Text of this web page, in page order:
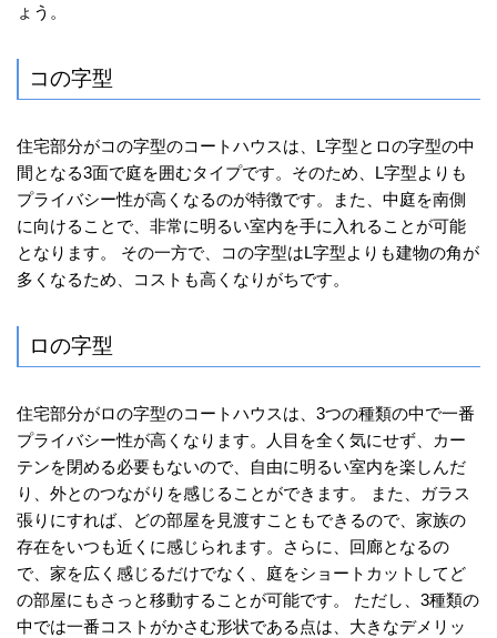
ょう。
コの字型
住宅部分がコの字型のコートハウスは、L字型とロの字型の中
間となる3面で庭を囲むタイプです。そのため、L字型よりも
プライバシー性が高くなるのが特徴です。また、中庭を南側
に向けることで、非常に明るい室内を手に入れることが可能
となります。 その一方で、コの字型はL字型よりも建物の角が
多くなるため、コストも高くなりがちです。
ロの字型
住宅部分がロの字型のコートハウスは、3つの種類の中で一番
プライバシー性が高くなります。人目を全く気にせず、カー
テンを閉める必要もないので、自由に明るい室内を楽しんだ
り、外とのつながりを感じることができます。 また、ガラス
張りにすれば、どの部屋を見渡すこともできるので、家族の
存在をいつも近くに感じられます。さらに、回廊となるの
で、家を広く感じるだけでなく、庭をショートカットしてど
の部屋にもさっと移動することが可能です。 ただし、3種類の
中では一番コストがかさむ形状である点は、大きなデメリッ